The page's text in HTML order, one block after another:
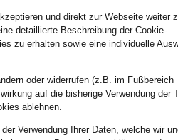
und direkt zur Webseite weiter
detaillierte Beschreibung der Cookie-
zu erhalten sowie eine individuelle
oder widerrufen (z.B. im Fußbereich
auf die bisherige Verwendung der
ablehnen.
Verwendung Ihrer Daten, welche wir